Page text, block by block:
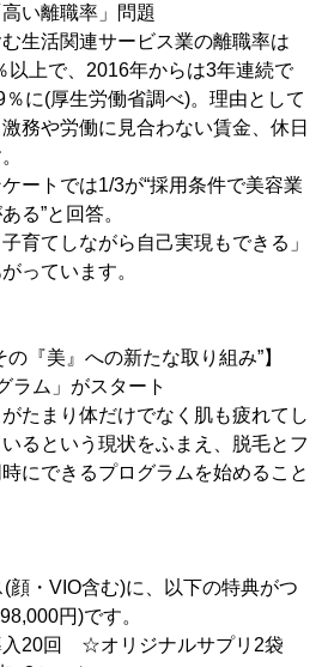
い離職率」問題
生活関連サービス業の離職率は
以上で、2016年からは3年連続で
に(厚生労働省調べ)。理由として
務や労働に見合わない賃金、休日
ートでは1/3が“採用条件で美容業
る”と回答。
育てしながら自己実現もできる」
っています。
の『美』への新たな取り組み”】
ラム」がスタート
たまり体だけでなく肌も疲れてし
るという現状をふまえ、脱毛とフ
にできるプログラムを始めること
顔・VIO含む)に、以下の特典がつ
円)です。
入20回 ☆オリジナルサプリ2袋